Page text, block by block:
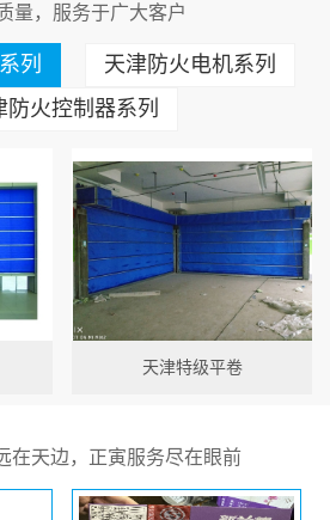
量，服务于广大客户
列
天津防火电机系列
防火控制器系列
天津特级平卷
在天边，正寅服务尽在眼前